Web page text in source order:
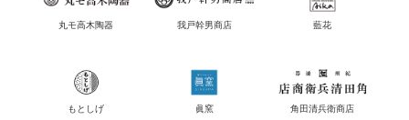
丸モ高木陶器 我戸幹男商店 藍花
もとしげ 眞窯 角田清兵衛商店